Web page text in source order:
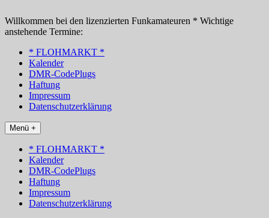
Inhalt
springen
Willkommen bei den lizenzierten Funkamateuren * Wichtige
anstehende Termine:
* FLOHMARKT *
Kalender
DMR-CodePlugs
Haftung
Impressum
Datenschutzerklärung
Menü +
* FLOHMARKT *
Kalender
DMR-CodePlugs
Haftung
Impressum
Datenschutzerklärung